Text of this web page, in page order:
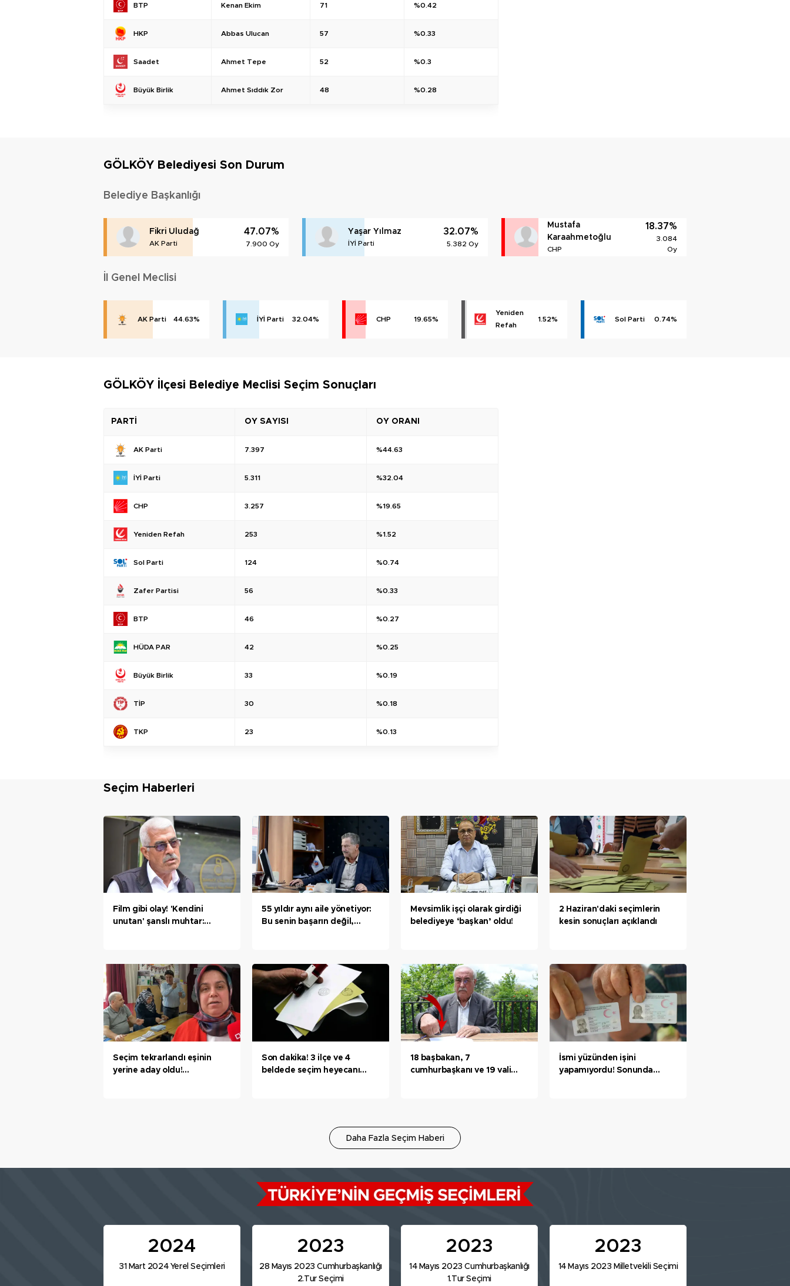
BTP Kenan Ekim 71 %0.42
HKP Abbas Ulucan 57 %0.33
Saadet Ahmet Tepe 52 %0.3
Büyük Birlik Ahmet Sıddık Zor 48 %0.28
GÖLKÖY Belediyesi Son Durum
Belediye Başkanlığı
Fikri Uludağ
AK Parti
47.07%
7.900 Oy
Yaşar Yılmaz
İYİ Parti
32.07%
5.382 Oy
Mustafa
Karaahmetoğlu
CHP
18.37%
3.084
Oy
İl Genel Meclisi
AK Parti 44.63% İYİ Parti 32.04% CHP 19.65%
Yeniden
Refah
1.52% Sol Parti 0.74%
GÖLKÖY İlçesi Belediye Meclisi Seçim Sonuçları
PARTİ OY SAYISI OY ORANI
AK Parti 7.397 %44.63
İYİ Parti 5.311 %32.04
CHP 3.257 %19.65
Yeniden Refah 253 %1.52
Sol Parti 124 %0.74
Zafer Partisi 56 %0.33
BTP 46 %0.27
HÜDA PAR 42 %0.25
Büyük Birlik 33 %0.19
TİP 30 %0.18
TKP 23 %0.13
Seçim Haberleri
Film gibi olay! 'Kendini
unutan' şanslı muhtar:
55 yıldır aynı aile yönetiyor:
Bu senin başarın değil,
Mevsimlik işçi olarak girdiği
belediyeye ‘başkan’ oldu!
2 Haziran'daki seçimlerin
kesin sonuçları açıklandı
Seçim tekrarlandı eşinin
yerine aday oldu!
Son dakika! 3 ilçe ve 4
beldede seçim heyecanı
18 başbakan, 7
cumhurbaşkanı ve 19 vali
İsmi yüzünden işini
yapamıyordu! Sonunda
Daha Fazla Seçim Haberi
2024
31 Mart 2024 Yerel Seçimleri
2023
28 Mayıs 2023 Cumhurbaşkanlığı
2.Tur Seçimi
2023
14 Mayıs 2023 Cumhurbaşkanlığı
1.Tur Seçimi
2023
14 Mayıs 2023 Milletvekili Seçimi